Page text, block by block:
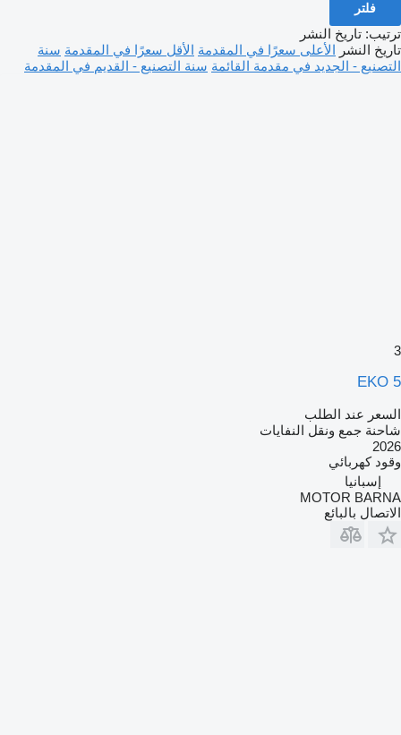
فلتر
ترتيب: تاريخ النشر
تاريخ النشر الأعلى سعرًا في المقدمة الأقل سعرًا في المقدمة سنة
التصنيع - الجديد في مقدمة القائمة سنة التصنيع - القديم في المقدمة
3
EKO 5
السعر عند الطلب
شاحنة جمع ونقل النفايات
2026
وقود كهربائي
إسبانيا
MOTOR BARNA
الاتصال بالبائع